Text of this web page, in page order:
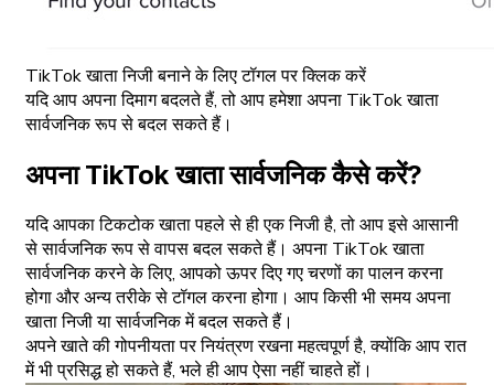
TikTok खाता निजी बनाने के लिए टॉगल पर क्लिक करें
यदि आप अपना दिमाग बदलते हैं, तो आप हमेशा अपना TikTok खाता
सार्वजनिक रूप से बदल सकते हैं।
अपना TikTok खाता सार्वजनिक कैसे करें?
यदि आपका टिकटोक खाता पहले से ही एक निजी है, तो आप इसे आसानी
से सार्वजनिक रूप से वापस बदल सकते हैं। अपना TikTok खाता
सार्वजनिक करने के लिए, आपको ऊपर दिए गए चरणों का पालन करना
होगा और अन्य तरीके से टॉगल करना होगा। आप किसी भी समय अपना
खाता निजी या सार्वजनिक में बदल सकते हैं।
अपने खाते की गोपनीयता पर नियंत्रण रखना महत्वपूर्ण है, क्योंकि आप रात
में भी प्रसिद्ध हो सकते हैं, भले ही आप ऐसा नहीं चाहते हों।